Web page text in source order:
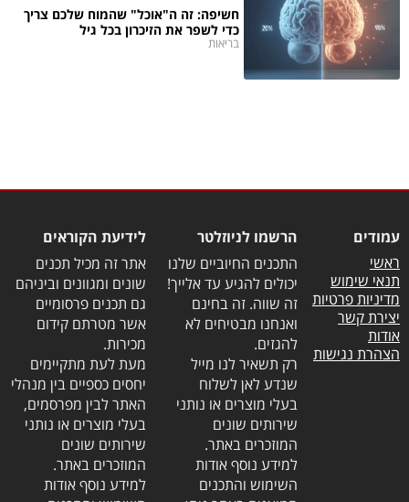
חשיפה: זה ה"אוכל" שהמוח שלכם צריך
כדי לשפר את הזיכרון בכל גיל
בריאות
עמודים
ראשי
תנאי שימוש
מדיניות פרטיות
יצירת קשר
אודות
הצהרת נגישות
הרשמו לניוזלטר
התכנים החיוביים שלנו
יכולים להגיע עד אלייך!
זה שווה. זה בחינם
ואנחנו מבטיחים לא
להגזים.
רק תשאיר לנו מייל
שנדע לאן לשלוח
בעלי מוצרים או נותני
שירותים שונים
המוזכרים באתר.
למידע נוסף אודות
השימוש והתכנים
לידיעת הקוראים
אתר זה מכיל תכנים
שונים ומגוונים וביניהם
גם תכנים פרסומיים
אשר מטרתם קידום
מכירות.
מעת לעת מתקיימים
יחסים כספיים בין מנהלי
האתר לבין מפרסמים,
בעלי מוצרים או נותני
שירותים שונים
המוזכרים באתר.
למידע נוסף אודות